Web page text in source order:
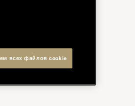
всех файлов cookie